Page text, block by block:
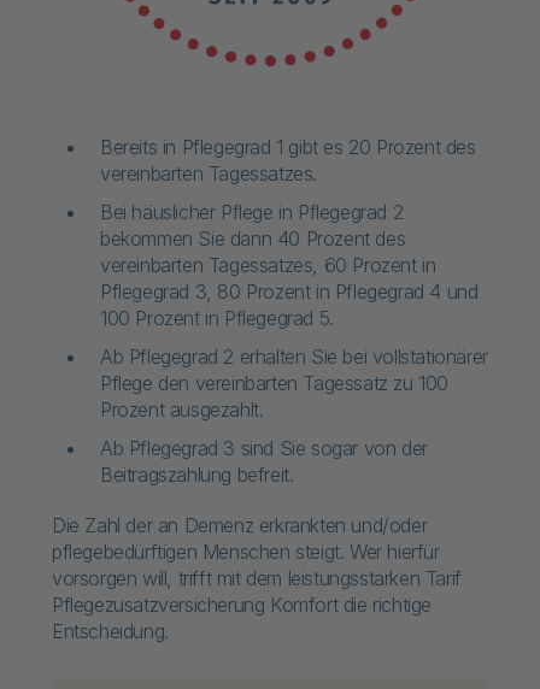
Bereits in Pflegegrad 1 gibt es 20 Prozent des
vereinbarten Tagessatzes.
Bei häuslicher Pflege in Pflegegrad 2
bekommen Sie dann 40 Prozent des
vereinbarten Tagessatzes, 60 Prozent in
Pflegegrad 3, 80 Prozent in Pflegegrad 4 und
100 Prozent in Pflegegrad 5.
Ab Pflegegrad 2 erhalten Sie bei vollstationärer
Pflege den vereinbarten Tagessatz zu 100
Prozent ausgezahlt.
Ab Pflegegrad 3 sind Sie sogar von der
Beitragszahlung befreit.
Die Zahl der an Demenz erkrankten und/oder
pflegebedürftigen Menschen steigt. Wer hierfür
vorsorgen will, trifft mit dem leistungsstarken Tarif
Pflegezusatzversicherung Komfort die richtige
Entscheidung.